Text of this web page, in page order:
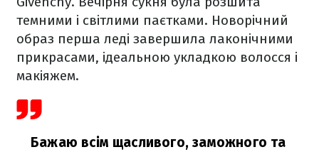
темними і світлими паєтками. Новорічний
образ перша леді завершила лаконічними
прикрасами, ідеальною укладкою волосся і
макіяжем.
Бажаю всім щасливого, заможного та